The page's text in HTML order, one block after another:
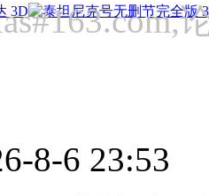
8-6 23:53